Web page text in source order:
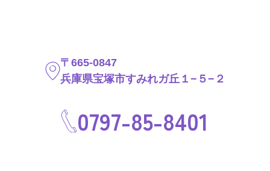
〒665-0847
兵庫県宝塚市すみれガ丘１−５−２
0797-85-8401